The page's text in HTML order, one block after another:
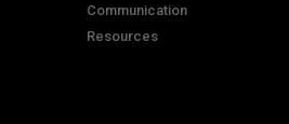
Communication
Resources